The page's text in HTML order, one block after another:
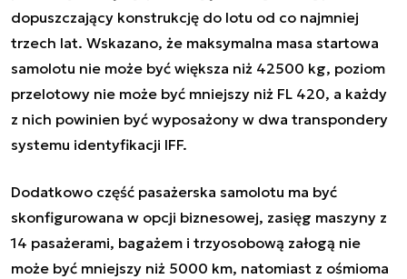
dopuszczający konstrukcję do lotu od co najmniej
trzech lat. Wskazano, że maksymalna masa startowa
samolotu nie może być większa niż 42500 kg, poziom
przelotowy nie może być mniejszy niż FL 420, a każdy
z nich powinien być wyposażony w dwa transpondery
systemu identyfikacji IFF.
Dodatkowo część pasażerska samolotu ma być
skonfigurowana w opcji biznesowej, zasięg maszyny z
14 pasażerami, bagażem i trzyosobową załogą nie
może być mniejszy niż 5000 km, natomiast z ośmioma